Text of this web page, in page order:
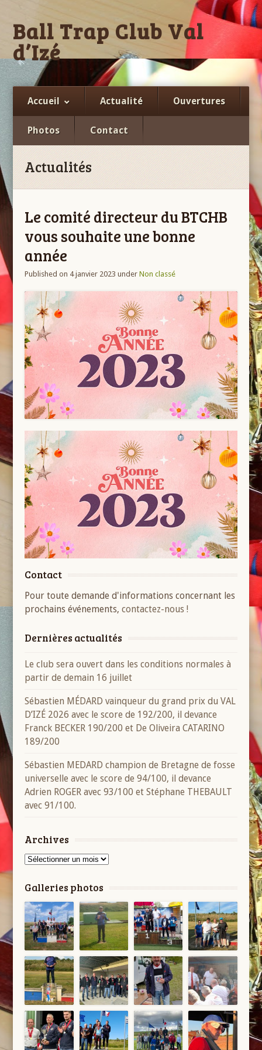
Ball Trap Club Val
d’Izé
Facebook
Accueil Actualité Ouvertures
Photos Contact
Actualités
Le comité directeur du BTCHB
vous souhaite une bonne
année
Published on 4 janvier 2023 underNon classé
Contact
Pour toute demande d'informations concernant les
prochains événements,contactez-nous !
Dernières actualités
Le club sera ouvert dans les conditions normales à
partir de demain 16 juillet
Sébastien MÉDARD vainqueur du grand prix du VAL
D’IZÉ 2026 avec le score de 192/200, il devance
Franck BECKER 190/200 et De Oliveira CATARINO
189/200
Sébastien MEDARD champion de Bretagne de fosse
universelle avec le score de 94/100, il devance
Adrien ROGER avec 93/100 et Stéphane THEBAULT
avec 91/100.
Archives
Archives
Galleries photos